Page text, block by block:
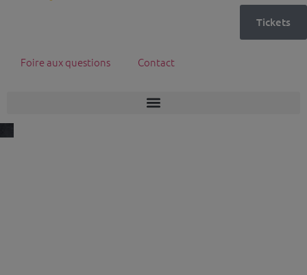
Tickets
Foire aux questions Contact